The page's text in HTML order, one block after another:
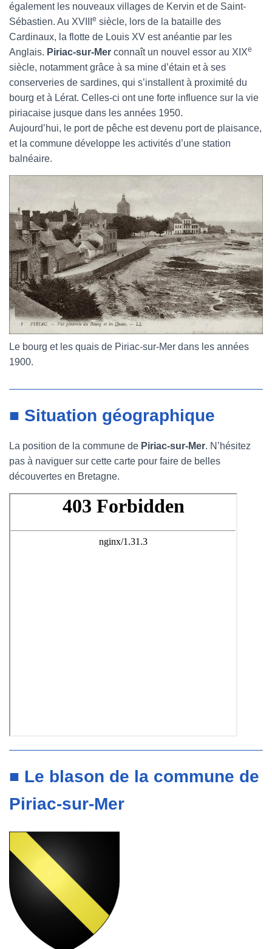
également les nouveaux villages de Kervin et de Saint-
Sébastien. Au XVIII
e siècle, lors de la bataille des
Cardinaux, la flotte de Louis XV est anéantie par les
Anglais. Piriac-sur-Mer connaît un nouvel essor au XIXe
siècle, notamment grâce à sa mine d’étain et à ses
conserveries de sardines, qui s’installent à proximité du
bourg et à Lérat. Celles-ci ont une forte influence sur la vie
piriacaise jusque dans les années 1950.
Aujourd’hui, le port de pêche est devenu port de plaisance,
et la commune développe les activités d’une station
balnéaire.
Le bourg et les quais de Piriac-sur-Mer dans les années
1900.
■ Situation géographique
La position de la commune de Piriac-sur-Mer. N’hésitez
pas à naviguer sur cette carte pour faire de belles
découvertes en Bretagne.
■ Le blason de la commune de
Piriac-sur-Mer